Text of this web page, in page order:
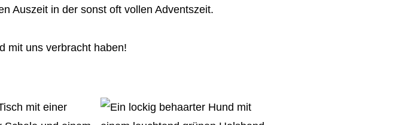
Auszeit in der sonst oft vollen Adventszeit.
mit uns verbracht haben!